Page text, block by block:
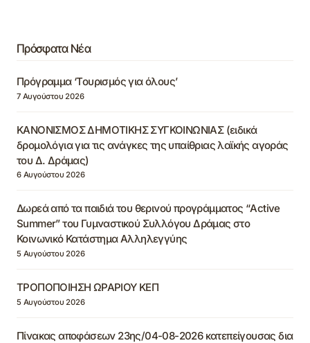
Πρόσφατα Νέα
Πρόγραμμα ‘Τουρισμός για όλους’
7 Αυγούστου 2026
ΚΑΝΟΝΙΣΜΟΣ ΔΗΜΟΤΙΚΗΣ ΣΥΓΚΟΙΝΩΝΙΑΣ (ειδικά
δρομολόγια για τις ανάγκες της υπαίθριας λαϊκής αγοράς
του Δ. Δράμας)
6 Αυγούστου 2026
Δωρεά από τα παιδιά του θερινού προγράμματος “Active
Summer” του Γυμναστικού Συλλόγου Δράμας στο
Κοινωνικό Κατάστημα Αλληλεγγύης
5 Αυγούστου 2026
ΤΡΟΠΟΠΟΙΗΣΗ ΩΡΑΡΙΟΥ ΚΕΠ
5 Αυγούστου 2026
Πίνακας αποφάσεων 23ης/04-08-2026 κατεπείγουσας δια